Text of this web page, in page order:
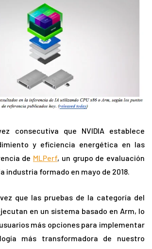
consecutiva que NVIDIA establece
y eficiencia energética en las
de MLPerf, un grupo de evaluación
industria formado en mayo de 2018.
que las pruebas de la categoría del
en un sistema basado en Arm, lo
más opciones para implementar
más transformadora de nuestro